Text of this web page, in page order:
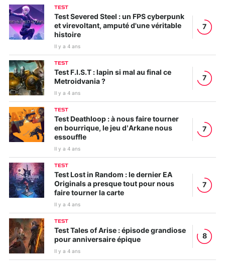
TEST
Test Severed Steel : un FPS cyberpunk
et virevoltant, amputé d'une véritable
histoire
Il y a 4 ans
7
TEST
Test F.I.S.T : lapin si mal au final ce
Metroidvania ?
Il y a 4 ans
7
TEST
Test Deathloop : à nous faire tourner
en bourrique, le jeu d’Arkane nous
essouffle
Il y a 4 ans
7
TEST
Test Lost in Random : le dernier EA
Originals a presque tout pour nous
faire tourner la carte
Il y a 4 ans
7
TEST
Test Tales of Arise : épisode grandiose
pour anniversaire épique
Il y a 4 ans
8